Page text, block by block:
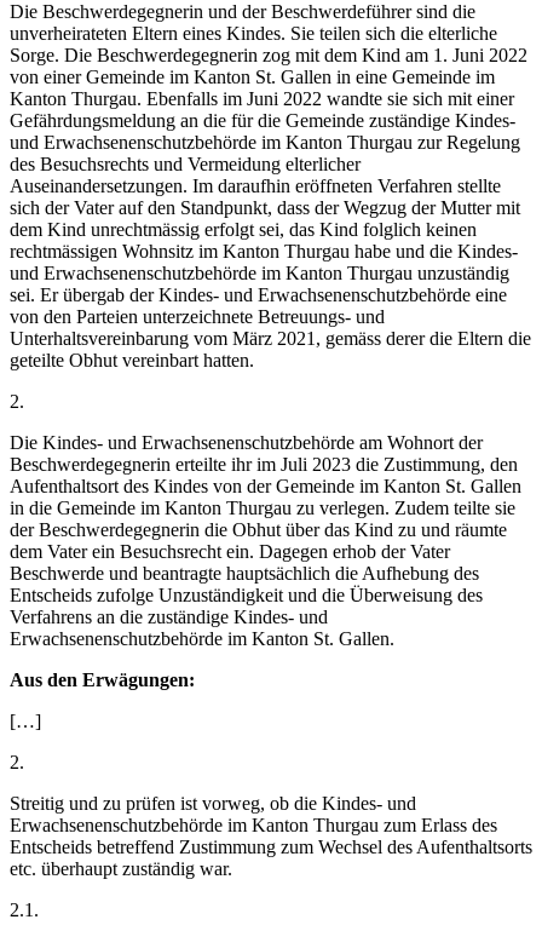
Die Beschwerdegegnerin und der Beschwerdeführer sind die
unverheirateten Eltern eines Kindes. Sie teilen sich die elterliche
Sorge. Die Beschwerdegegnerin zog mit dem Kind am 1. Juni 2022
von einer Gemeinde im Kanton St. Gallen in eine Gemeinde im
Kanton Thurgau. Ebenfalls im Juni 2022 wandte sie sich mit einer
Gefährdungsmeldung an die für die Gemeinde zuständige Kindes-
und Erwachsenenschutzbehörde im Kanton Thurgau zur Regelung
des Besuchsrechts und Vermeidung elterlicher
Auseinandersetzungen. Im daraufhin eröffneten Verfahren stellte
sich der Vater auf den Standpunkt, dass der Wegzug der Mutter mit
dem Kind unrechtmässig erfolgt sei, das Kind folglich keinen
rechtmässigen Wohnsitz im Kanton Thurgau habe und die Kindes-
und Erwachsenenschutzbehörde im Kanton Thurgau unzuständig
sei. Er übergab der Kindes- und Erwachsenenschutzbehörde eine
von den Parteien unterzeichnete Betreuungs- und
Unterhaltsvereinbarung vom März 2021, gemäss derer die Eltern die
geteilte Obhut vereinbart hatten.
2.
Die Kindes- und Erwachsenenschutzbehörde am Wohnort der
Beschwerdegegnerin erteilte ihr im Juli 2023 die Zustimmung, den
Aufenthaltsort des Kindes von der Gemeinde im Kanton St. Gallen
in die Gemeinde im Kanton Thurgau zu verlegen. Zudem teilte sie
der Beschwerdegegnerin die Obhut über das Kind zu und räumte
dem Vater ein Besuchsrecht ein. Dagegen erhob der Vater
Beschwerde und beantragte hauptsächlich die Aufhebung des
Entscheids zufolge Unzuständigkeit und die Überweisung des
Verfahrens an die zuständige Kindes- und
Erwachsenenschutzbehörde im Kanton St. Gallen.
Aus den Erwägungen:
[…]
2.
Streitig und zu prüfen ist vorweg, ob die Kindes- und
Erwachsenenschutzbehörde im Kanton Thurgau zum Erlass des
Entscheids betreffend Zustimmung zum Wechsel des Aufenthaltsorts
etc. überhaupt zuständig war.
2.1.